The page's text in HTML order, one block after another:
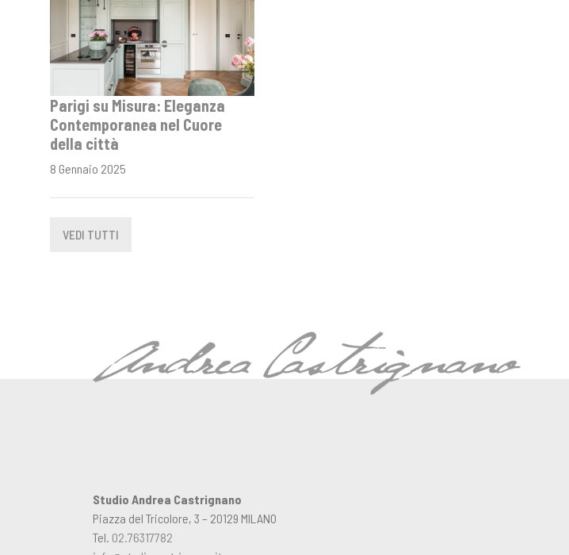
Parigi su Misura: Eleganza
Contemporanea nel Cuore
della città
8 Gennaio 2025
VEDI TUTTI
Studio Andrea Castrignano
Piazza del Tricolore, 3 – 20129 MILANO
Tel. 02.76317782